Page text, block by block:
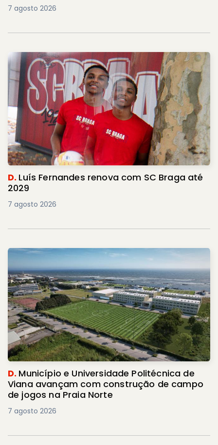
7 agosto 2026
D. Luís Fernandes renova com SC Braga até
2029
7 agosto 2026
D. Município e Universidade Politécnica de
Viana avançam com construção de campo
de jogos na Praia Norte
7 agosto 2026